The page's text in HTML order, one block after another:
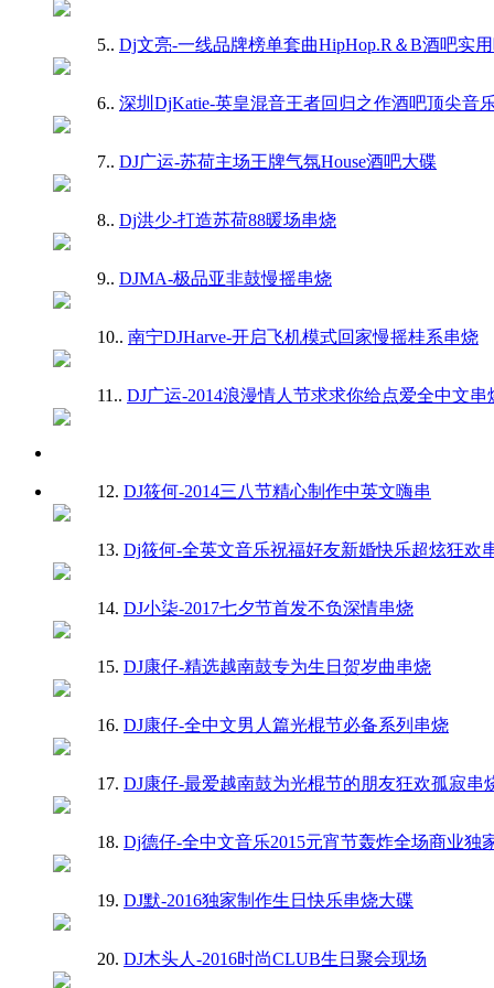
5.. Dj文亮-一线品牌榜单套曲HipHop.R＆B酒吧实
6.. 深圳DjKatie-英皇混音王者回归之作酒吧顶尖音
7.. DJ广运-苏荷主场王牌气氛House酒吧大碟
8.. Dj洪少-打造苏荷88暖场串烧
9.. DJMA-极品亚非鼓慢摇串烧
10.. 南宁DJHarve-开启飞机模式回家慢摇桂系串烧
11.. DJ广运-2014浪漫情人节求求你给点爱全中文串
12. DJ筱何-2014三八节精心制作中英文嗨串
13. Dj筱何-全英文音乐祝福好友新婚快乐超炫狂欢
14. DJ小柒-2017七夕节首发不负深情串烧
15. DJ康仔-精选越南鼓专为生日贺岁曲串烧
16. DJ康仔-全中文男人篇光棍节必备系列串烧
17. DJ康仔-最爱越南鼓为光棍节的朋友狂欢孤寂串
18. Dj德仔-全中文音乐2015元宵节轰炸全场商业独
19. DJ默-2016独家制作生日快乐串烧大碟
20. DJ木头人-2016时尚CLUB生日聚会现场